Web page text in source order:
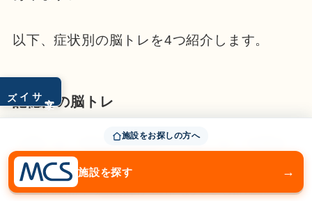
サイズ
以下、症状別の脳トレを4つ紹介します。
記憶力の脳トレ
人間には一時的に記憶をとどめておく作業記
憶（ワーキングメモリー）があります。
作業記憶は、脳機能が正常な人でも記憶を平
施設をお探しの方へ
施設を探す →